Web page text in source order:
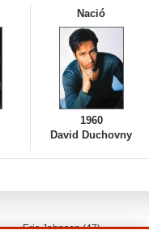
Nació
1960
David Duchovny
Eric Johnson (47)